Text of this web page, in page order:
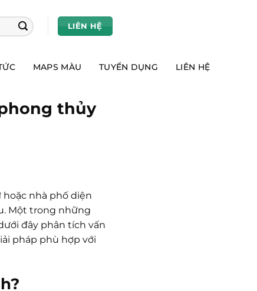
LIÊN HỆ
MAPS MÀU TUYỂN DỤNG LIÊN HỆ
thủy
nhà phố diện
Một trong những
đây phân tích vấn
pháp phù hợp với